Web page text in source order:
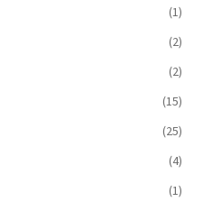
(1)
(2)
(2)
(15)
(25)
(4)
(1)